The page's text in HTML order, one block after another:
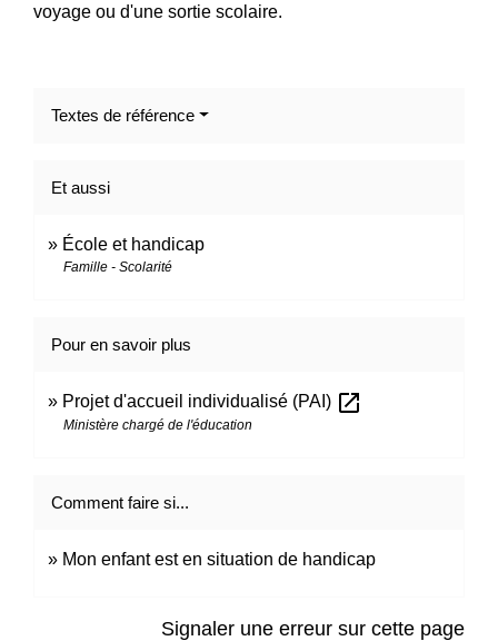
voyage ou d'une sortie scolaire.
Textes de référence
Et aussi
École et handicap
Famille - Scolarité
Pour en savoir plus
Projet d'accueil individualisé (PAI) open_in_new
Ministère chargé de l'éducation
Comment faire si...
Mon enfant est en situation de handicap
Signaler une erreur sur cette page